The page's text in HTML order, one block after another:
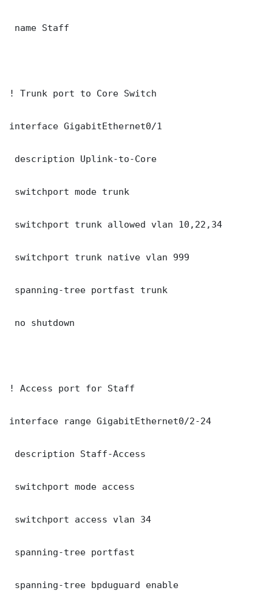
name Staff
! Trunk port to Core Switch
interface GigabitEthernet0/1
description Uplink-to-Core
switchport mode trunk
switchport trunk allowed vlan 10,22,34
switchport trunk native vlan 999
spanning-tree portfast trunk
no shutdown
! Access port for Staff
interface range GigabitEthernet0/2-24
description Staff-Access
switchport mode access
switchport access vlan 34
spanning-tree portfast
spanning-tree bpduguard enable